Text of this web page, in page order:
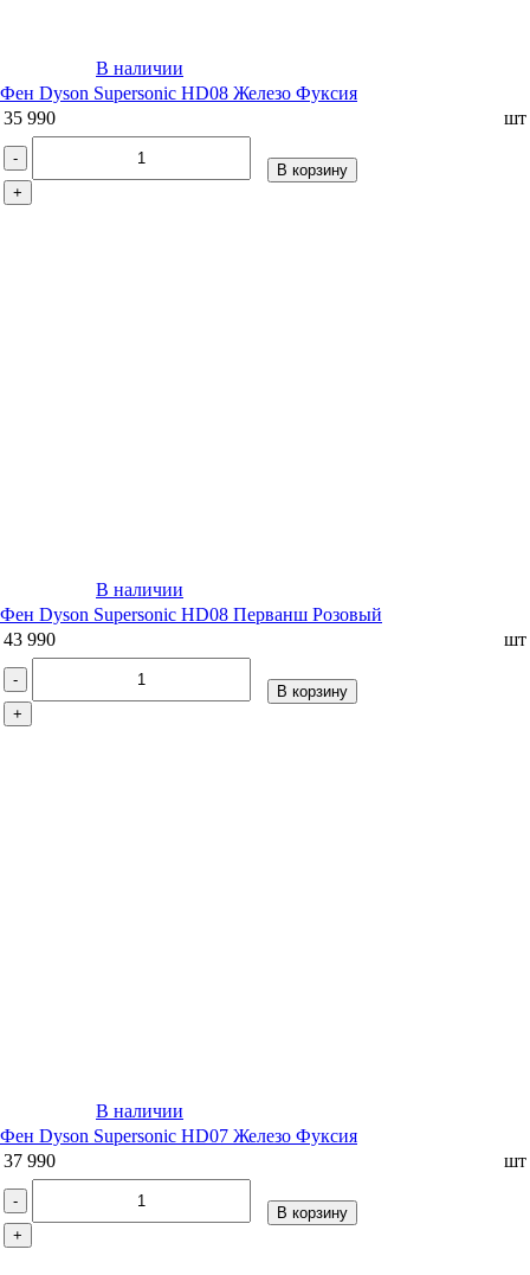
В наличии
Фен Dyson Supersonic HD08 Железо Фуксия
35 990
шт
-
+
В корзину
В наличии
Фен Dyson Supersonic HD08 Перванш Розовый
43 990
шт
-
+
В корзину
В наличии
Фен Dyson Supersonic HD07 Железо Фуксия
37 990
шт
-
+
В корзину